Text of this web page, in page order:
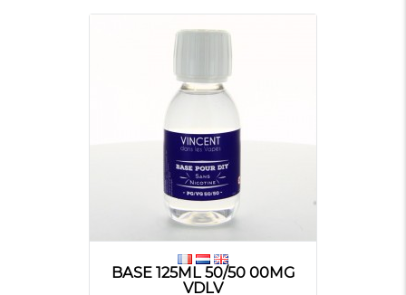
BASE 125ML 50/50 00MG
VDLV